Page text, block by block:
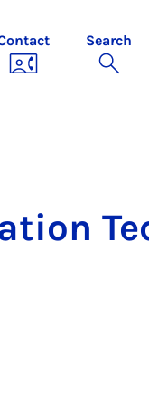
Search